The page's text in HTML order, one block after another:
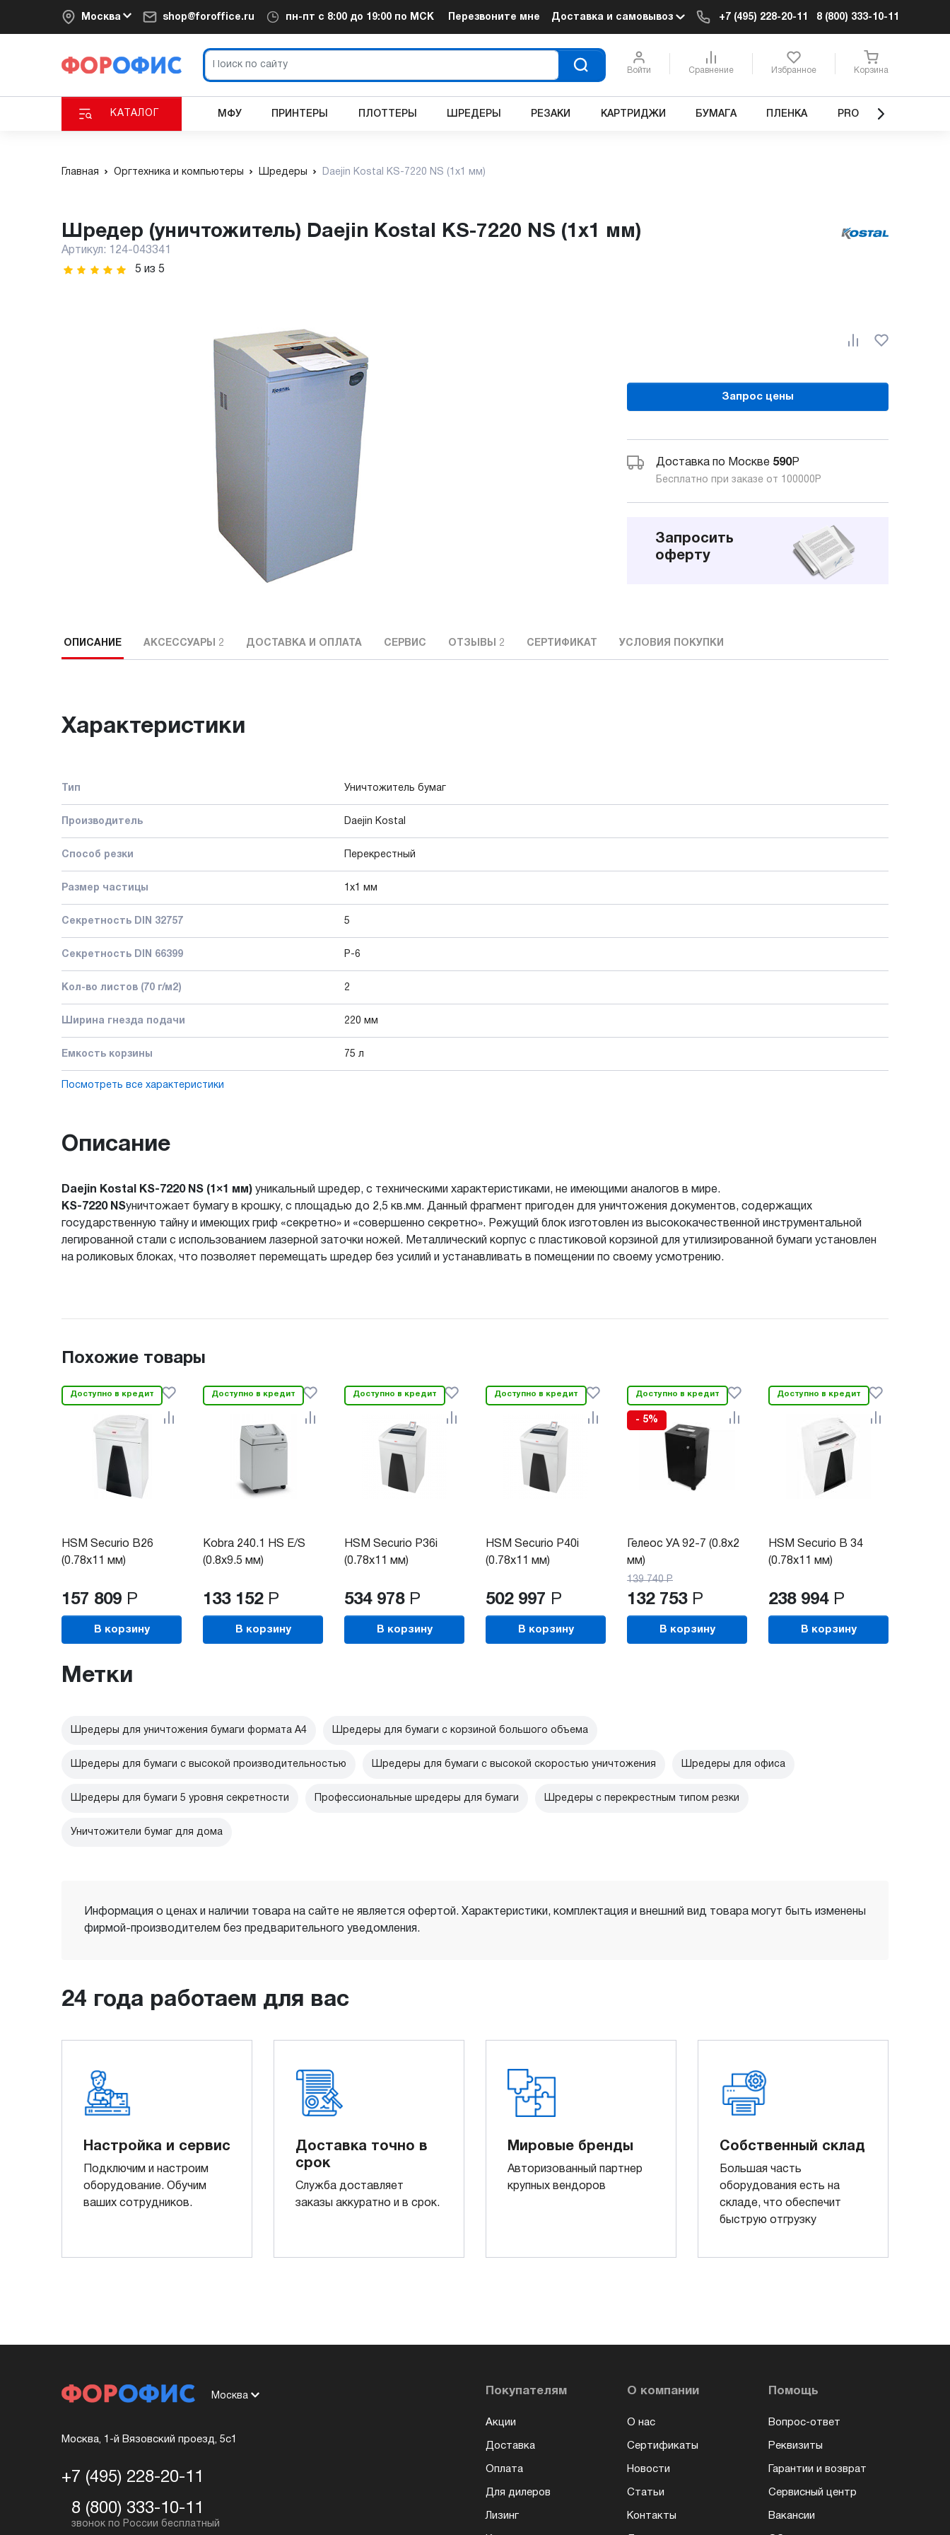
Москва shop@foroffice.ru пн-пт с 8:00 до 19:00 по МСК Перезвоните мне Доставка и самовывоз +7 (495) 228-20-11 8 (800) 333-10-11
Войти Сравнение Избранное Корзина
КАТАЛОГ МФУ ПРИНТЕРЫ ПЛОТТЕРЫ ШРЕДЕРЫ РЕЗАКИ КАРТРИДЖИ БУМАГА ПЛЕНКА PRO
Главная Оргтехника и компьютеры Шредеры Daejin Kostal KS-7220 NS (1x1 мм)
Шредер (уничтожитель) Daejin Kostal KS-7220 NS (1x1 мм)
Артикул:
124-043341
5 из 5
Запрос цены
Доставка по Москве 590Р
Бесплатно при заказе от 100000 Р
Запросить
оферту
ОПИСАНИЕ АКСЕССУАРЫ 2 ДОСТАВКА И ОПЛАТА СЕРВИС ОТЗЫВЫ 2 СЕРТИФИКАТ УСЛОВИЯ ПОКУПКИ
Характеристики
Тип Уничтожитель бумаг
Производитель Daejin Kostal
Способ резки Перекрестный
Размер частицы 1x1 мм
Секретность DIN 32757 5
Секретность DIN 66399 P-6
Кол-во листов (70 г/м2) 2
Ширина гнезда подачи 220 мм
Емкость корзины 75 л
Посмотреть все характеристики
Описание
Daejin Kostal KS-7220NS (1×1 мм) уникальный шредер, с техническими характеристиками, не имеющими аналогов в мире.
KS-7220 NSуничтожает бумагу в крошку, с площадью до 2,5 кв.мм. Данный фрагмент пригоден для уничтожения документов, содержащих
государственную тайну и имеющих гриф «секретно» и «совершенно секретно». Режущий блок изготовлен из высококачественной инструментальной
легированной стали с использованием лазерной заточки ножей. Металлический корпус с пластиковой корзиной для утилизированной бумаги установлен
на роликовых блоках, что позволяет перемещать шредер без усилий и устанавливать в помещении по своему усмотрению.
Похожие товары
Доступно в кредит
HSM Securio B26
(0.78x11 мм)
157 809 Р
В корзину
Доступно в кредит
Kobra 240.1 HS E/S
(0.8x9.5 мм)
133 152 Р
В корзину
Доступно в кредит
HSM Securio P36i
(0.78x11 мм)
534 978 Р
В корзину
Доступно в кредит
HSM Securio P40i
(0.78x11 мм)
502 997 Р
В корзину
Доступно в кредит
- 5%
Гелеос УА 92-7 (0.8х2
мм)
139 740 Р
132 753 Р
В корзину
Доступно в кредит
HSM Securio B 34
(0.78х11 мм)
238 994 Р
В корзину
Метки
Шредеры для уничтожения бумаги формата А4 Шредеры для бумаги с корзиной большого объема
Шредеры для бумаги с высокой производительностью Шредеры для бумаги с высокой скоростью уничтожения Шредеры для офиса
Шредеры для бумаги 5 уровня секретности Профессиональные шредеры для бумаги Шредеры с перекрестным типом резки
Уничтожители бумаг для дома
Информация о ценах и наличии товара на сайте не является офертой. Характеристики, комплектация и внешний вид товара могут быть изменены
фирмой-производителем без предварительного уведомления.
24 года работаем для вас
Настройка и сервис
Подключим и настроим
оборудование. Обучим
ваших сотрудников.
Доставка точно в
срок
Служба доставляет
заказы аккуратно и в срок.
Мировые бренды
Авторизованный партнер
крупных вендоров
Собственный склад
Большая часть
оборудования есть на
складе, что обеспечит
быструю отгрузку
Москва
Москва, 1-й Вязовский проезд, 5с1
+7 (495) 228-20-11
8 (800) 333-10-11
Покупателям
Акции
Доставка
Оплата
Для дилеров
Лизинг
О компании
О нас
Сертификаты
Новости
Статьи
Контакты
Помощь
Вопрос-ответ
Реквизиты
Гарантии и возврат
Сервисный центр
Вакансии